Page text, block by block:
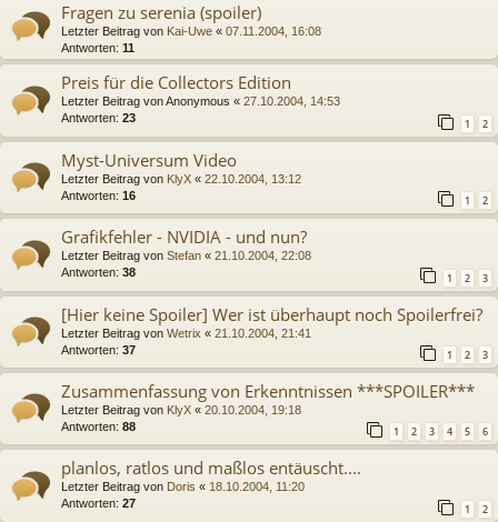
Fragen zu serenia (spoiler)
Letzter Beitrag von Kai-Uwe « 07.11.2004, 16:08
Antworten: 11
Preis für die Collectors Edition
Letzter Beitrag vonAnonymous « 27.10.2004, 14:53
Antworten: 23 1 2
Myst-Universum Video
Letzter Beitrag von KlyX « 22.10.2004, 13:12
Antworten: 16 1 2
Grafikfehler - NVIDIA - und nun?
Letzter Beitrag von Stefan « 21.10.2004, 22:08
Antworten: 38 1 2 3
[Hier keine Spoiler] Wer ist überhaupt noch Spoilerfrei?
Letzter Beitrag von Wetrix « 21.10.2004, 21:41
Antworten: 37 1 2 3
Zusammenfassung von Erkenntnissen ***SPOILER***
Letzter Beitrag von KlyX « 20.10.2004, 19:18
Antworten: 88 1 2 3 4 5 6
planlos, ratlos und maßlos entäuscht....
Letzter Beitrag von Doris « 18.10.2004, 11:20
Antworten: 27 1 2